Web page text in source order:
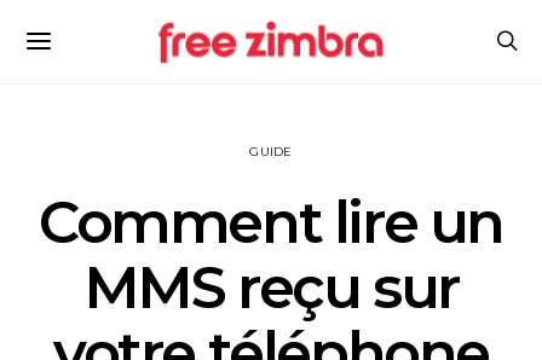
GUIDE
Comment lire un
MMS reçu sur